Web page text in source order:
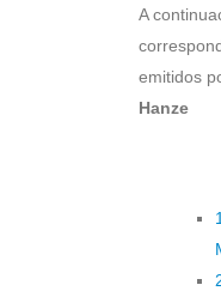
A
emitidos
Hanze